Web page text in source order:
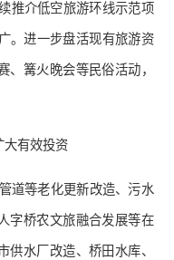
推介低空旅游环线示范项
。进一步盘活现有旅游资
、篝火晚会等民俗活动，
大有效投资
道等老化更新改造、污水
字桥农文旅融合发展等在
供水厂改造、桥田水库、